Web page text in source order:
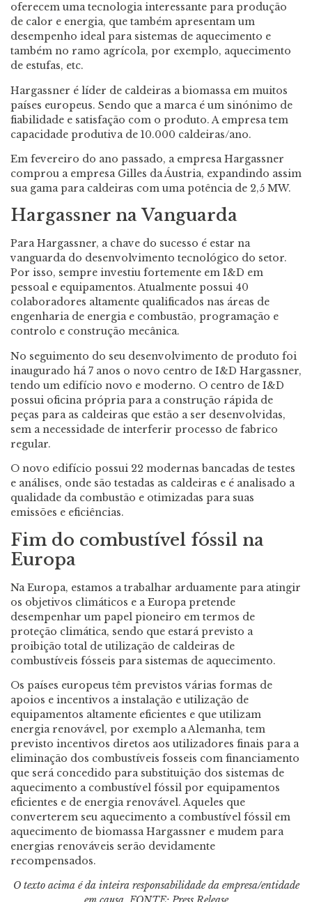
oferecem uma tecnologia interessante para produção
de calor e energia, que também apresentam um
desempenho ideal para sistemas de aquecimento e
também no ramo agrícola, por exemplo, aquecimento
de estufas, etc.
Hargassner é líder de caldeiras a biomassa em muitos
países europeus. Sendo que a marca é um sinónimo de
fiabilidade e satisfação com o produto. A empresa tem
capacidade produtiva de 10.000 caldeiras/ano.
Em fevereiro do ano passado, a empresa Hargassner
comprou a empresa Gilles da Áustria, expandindo assim
sua gama para caldeiras com uma potência de 2,5 MW.
Hargassner na Vanguarda
Para Hargassner, a chave do sucesso é estar na
vanguarda do desenvolvimento tecnológico do setor.
Por isso, sempre investiu fortemente em I&D em
pessoal e equipamentos. Atualmente possui 40
colaboradores altamente qualificados nas áreas de
engenharia de energia e combustão, programação e
controlo e construção mecânica.
No seguimento do seu desenvolvimento de produto foi
inaugurado há 7 anos o novo centro de I&D Hargassner,
tendo um edifício novo e moderno. O centro de I&D
possui oficina própria para a construção rápida de
peças para as caldeiras que estão a ser desenvolvidas,
sem a necessidade de interferir processo de fabrico
regular.
O novo edifício possui 22 modernas bancadas de testes
e análises, onde são testadas as caldeiras e é analisado a
qualidade da combustão e otimizadas para suas
emissões e eficiências.
Fim do combustível fóssil na
Europa
Na Europa, estamos a trabalhar arduamente para atingir
os objetivos climáticos e a Europa pretende
desempenhar um papel pioneiro em termos de
proteção climática, sendo que estará previsto a
proibição total de utilização de caldeiras de
combustíveis fósseis para sistemas de aquecimento.
Os países europeus têm previstos várias formas de
apoios e incentivos a instalação e utilização de
equipamentos altamente eficientes e que utilizam
energia renovável, por exemplo a Alemanha, tem
previsto incentivos diretos aos utilizadores finais para a
eliminação dos combustíveis fosseis com financiamento
que será concedido para substituição dos sistemas de
aquecimento a combustível fóssil por equipamentos
eficientes e de energia renovável. Aqueles que
converterem seu aquecimento a combustível fóssil em
aquecimento de biomassa Hargassner e mudem para
energias renováveis serão devidamente
recompensados.
O texto acima é da inteira responsabilidade da empresa/entidade